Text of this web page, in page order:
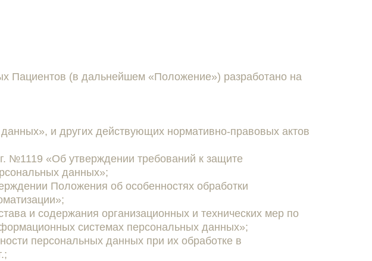
Пациентов (в дальнейшем «Положение») разработано на
и других действующих нормативно-правовых актов
№1119 «Об утверждении требований к защите
данных»;
Положения об особенностях обработки
и содержания организационных и технических мер по
системах персональных данных»;
персональных данных при их обработке в